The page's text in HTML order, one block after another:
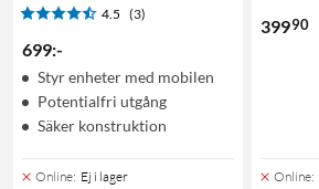
4.5 (3)
699:-
Styr enheter med mobilen
Potentialfri utgång
Säker konstruktion
Online: Ej i lager
39990
Online: